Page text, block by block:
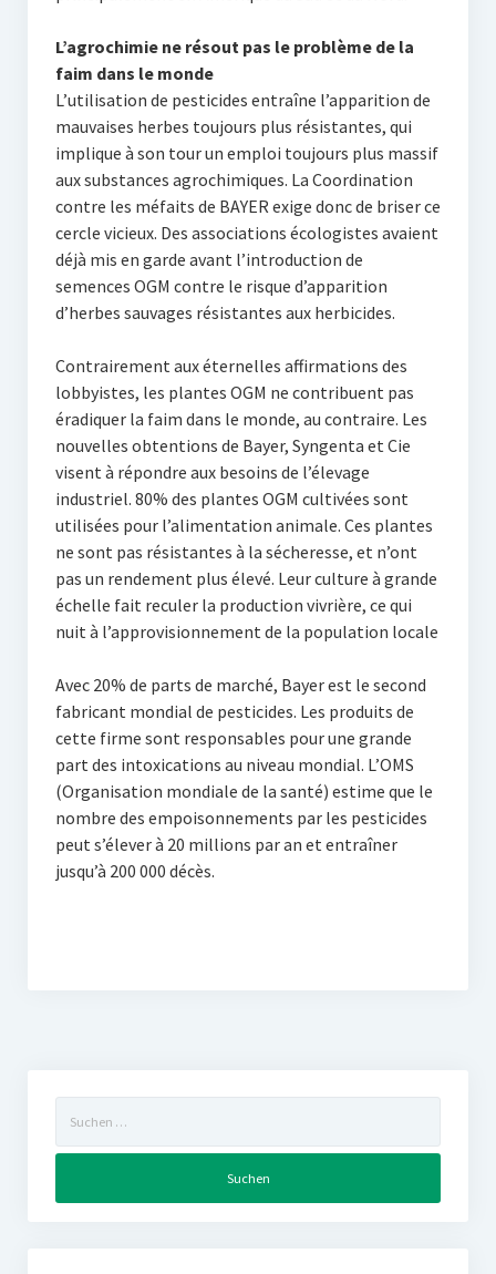
L’agrochimie ne résout pas le problème de la
faim dans le monde
L’utilisation de pesticides entraîne l’apparition de
mauvaises herbes toujours plus résistantes, qui
implique à son tour un emploi toujours plus massif
aux substances agrochimiques. La Coordination
contre les méfaits de BAYER exige donc de briser ce
cercle vicieux. Des associations écologistes avaient
déjà mis en garde avant l’introduction de
semences OGM contre le risque d’apparition
d’herbes sauvages résistantes aux herbicides.
Contrairement aux éternelles affirmations des
lobbyistes, les plantes OGM ne contribuent pas
éradiquer la faim dans le monde, au contraire. Les
nouvelles obtentions de Bayer, Syngenta et Cie
visent à répondre aux besoins de l’élevage
industriel. 80% des plantes OGM cultivées sont
utilisées pour l’alimentation animale. Ces plantes
ne sont pas résistantes à la sécheresse, et n’ont
pas un rendement plus élevé. Leur culture à grande
échelle fait reculer la production vivrière, ce qui
nuit à l’approvisionnement de la population locale
Avec 20% de parts de marché, Bayer est le second
fabricant mondial de pesticides. Les produits de
cette firme sont responsables pour une grande
part des intoxications au niveau mondial. L’OMS
(Organisation mondiale de la santé) estime que le
nombre des empoisonnements par les pesticides
peut s’élever à 20 millions par an et entraîner
jusqu’à 200 000 décès.
nach: